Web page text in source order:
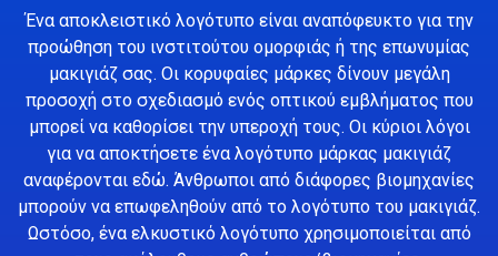
Ένα αποκλειστικό λογότυπο είναι αναπόφευκτο για την
προώθηση του ινστιτούτου ομορφιάς ή της επωνυμίας
μακιγιάζ σας. Οι κορυφαίες μάρκες δίνουν μεγάλη
προσοχή στο σχεδιασμό ενός οπτικού εμβλήματος που
μπορεί να καθορίσει την υπεροχή τους. Οι κύριοι λόγοι
για να αποκτήσετε ένα λογότυπο μάρκας μακιγιάζ
αναφέρονται εδώ. Άνθρωποι από διάφορες βιομηχανίες
μπορούν να επωφεληθούν από το λογότυπο του μακιγιάζ.
Ωστόσο, ένα ελκυστικό λογότυπο χρησιμοποιείται από